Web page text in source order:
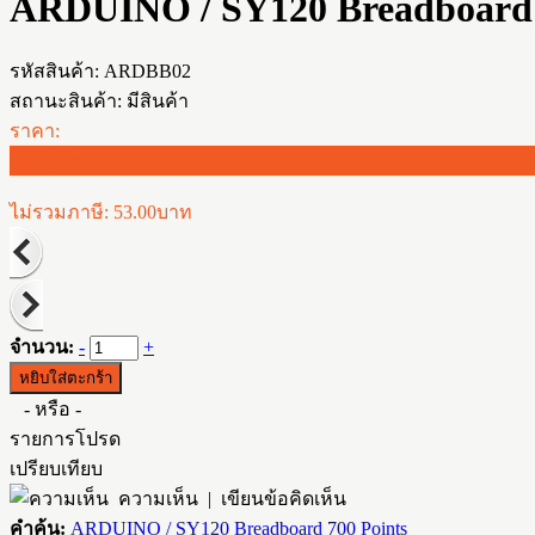
รหัสสินค้า: ARDBB02
สถานะสินค้า: มีสินค้า
ราคา:
ไม่รวมภาษี: 53.00บาท
จำนวน: - +
- หรือ -
รายการโปรด
เปรียบเทียบ
ความเห็น | เขียนข้อคิดเห็น
คำค้น: ARDUINO / SY120 Breadboard 700 Points